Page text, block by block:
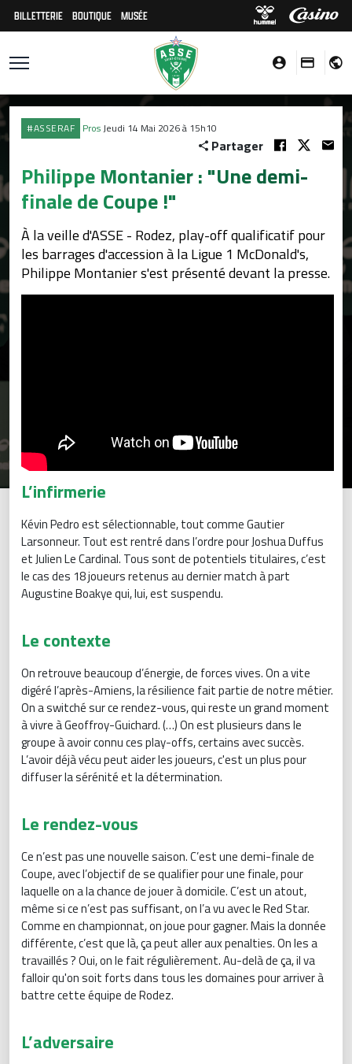
BILLETTERIE BOUTIQUE MUSÉE
#ASSERAF ProsJeudi 14 Mai 2026 à 15h10
Partager
Philippe Montanier : "Une demi-
finale de Coupe !"
À la veille d'ASSE - Rodez, play-off qualificatif pour
les barrages d'accession à la Ligue 1 McDonald's,
Philippe Montanier s'est présenté devant la presse.
L’infirmerie
Kévin Pedro est sélectionnable, tout comme Gautier
Larsonneur. Tout est rentré dans l’ordre pour Joshua Duffus
et Julien Le Cardinal. Tous sont de potentiels titulaires, c’est
le cas des 18 joueurs retenus au dernier match à part
Augustine Boakye qui, lui, est suspendu.
Le contexte
On retrouve beaucoup d’énergie, de forces vives. On a vite
digéré l’après-Amiens, la résilience fait partie de notre métier.
On a switché sur ce rendez-vous, qui reste un grand moment
à vivre à Geoffroy-Guichard. (…) On est plusieurs dans le
groupe à avoir connu ces play-offs, certains avec succès.
L’avoir déjà vécu peut aider les joueurs, c'est un plus pour
diffuser la sérénité et la détermination.
Le rendez-vous
Ce n’est pas une nouvelle saison. C’est une demi-finale de
Coupe, avec l’objectif de se qualifier pour une finale, pour
laquelle on a la chance de jouer à domicile. C’est un atout,
même si ce n’est pas suffisant, on l’a vu avec le Red Star.
Comme en championnat, on joue pour gagner. Mais la donnée
différente, c’est que là, ça peut aller aux penalties. On les a
travaillés ? Oui, on le fait régulièrement. Au-delà de ça, il va
falloir qu'on soit forts dans tous les domaines pour arriver à
battre cette équipe de Rodez.
L’adversaire